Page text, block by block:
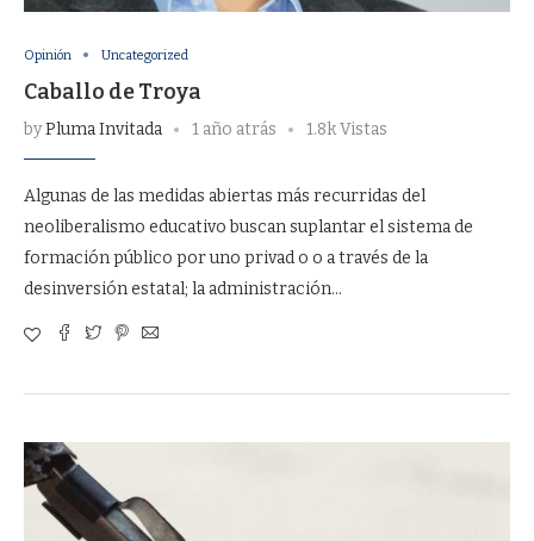
Opinión Uncategorized
Caballo de Troya
byPluma Invitada 1 año atrás 1.8k Vistas
Algunas de las medidas abiertas más recurridas del
neoliberalismo educativo buscan suplantar el sistema de
formación público por uno privad o o a través de la
desinversión estatal; la administración…